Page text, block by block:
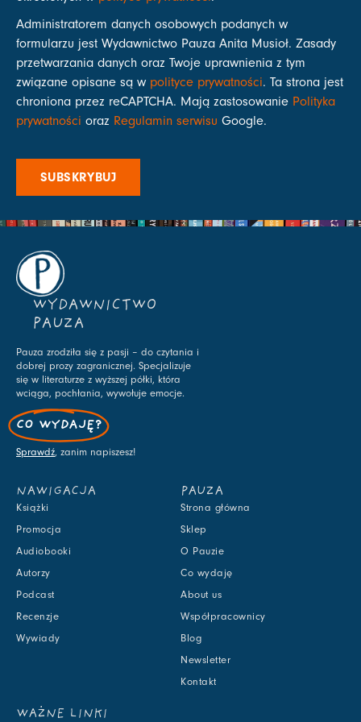
Administratorem danych osobowych podanych w
formularzu jest Wydawnictwo Pauza Anita Musioł. Zasady
przetwarzania danych oraz Twoje uprawnienia z tym
związane opisane są w polityce prywatności. Ta strona jest
chroniona przez reCAPTCHA. Mają zastosowanie Polityka
prywatności oraz Regulamin serwisu Google.
SUBSKRYBUJ
WYDAWNICTWO
PAUZA
Pauza zrodziła się z pasji – do czytania i
dobrej prozy zagranicznej. Specjalizuje
się w literaturze z wyższej półki, która
wciąga, pochłania, wywołuje emocje.
CO WYDAJĘ?
Sprawdź, zanim napiszesz!
NAWIGACJA
Książki
Promocja
Audiobooki
Autorzy
Podcast
Recenzje
Wywiady
PAUZA
Strona główna
Sklep
O Pauzie
Co wydaję
About us
Współpracownicy
Blog
Newsletter
Kontakt
WAŻNE LINKI